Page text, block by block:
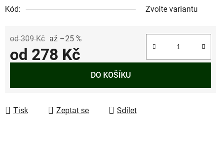
Kód:
Zvolte variantu
od 309 Kč až –25 %
od 278 Kč
DO KOŠÍKU
Tisk Zeptat se Sdílet